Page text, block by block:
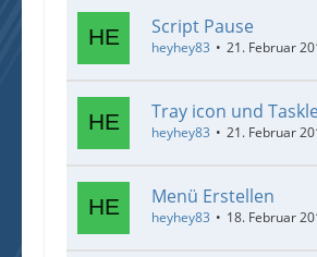
Script Pause
heyhey83 21. Februar
Tray icon und
heyhey83 21. Februar
Menü Erstellen
heyhey83 18. Februar